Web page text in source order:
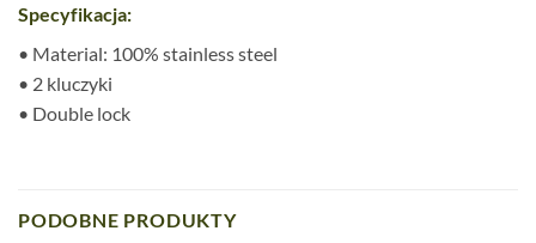
Specyfikacja:
• Material: 100% stainless steel
• 2 kluczyki
• Double lock
PODOBNE PRODUKTY